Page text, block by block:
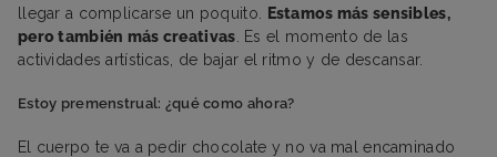
llegar a complicarse un poquito.
Estamos más sensibles,
pero también más creativas . Es el momento de las
actividades artísticas, de bajar el ritmo y de descansar.
Estoy premenstrual: ¿qué como ahora?
El cuerpo te va a pedir chocolate y no va mal encaminado